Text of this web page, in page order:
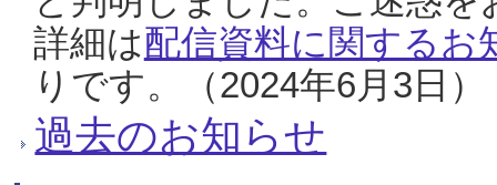
詳細は配信資料に関するお
りです。（2024年6月3日）
過去のお知らせ